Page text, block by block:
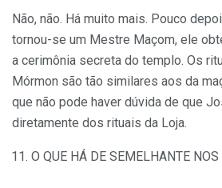
Não, não. Há muito mais. Pouco
tornou-se um Mestre Maçom, ele
a cerimônia secreta do templo. Os
Mórmon são tão similares aos da
que não pode haver dúvida de que
diretamente dos rituais da Loja.
O QUE HÁ DE SEMELHANTE